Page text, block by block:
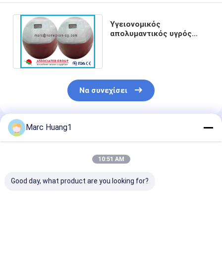
Υγειονομικός
απολυμαντικός υγρός
Να συνεχίσει
Συνιστώμενα Προϊόντα
Marc Huang1
10:51 AM
Good day, what product are you looking for?